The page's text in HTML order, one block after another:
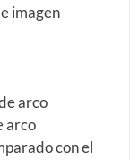
imagen
arco
arco
con el